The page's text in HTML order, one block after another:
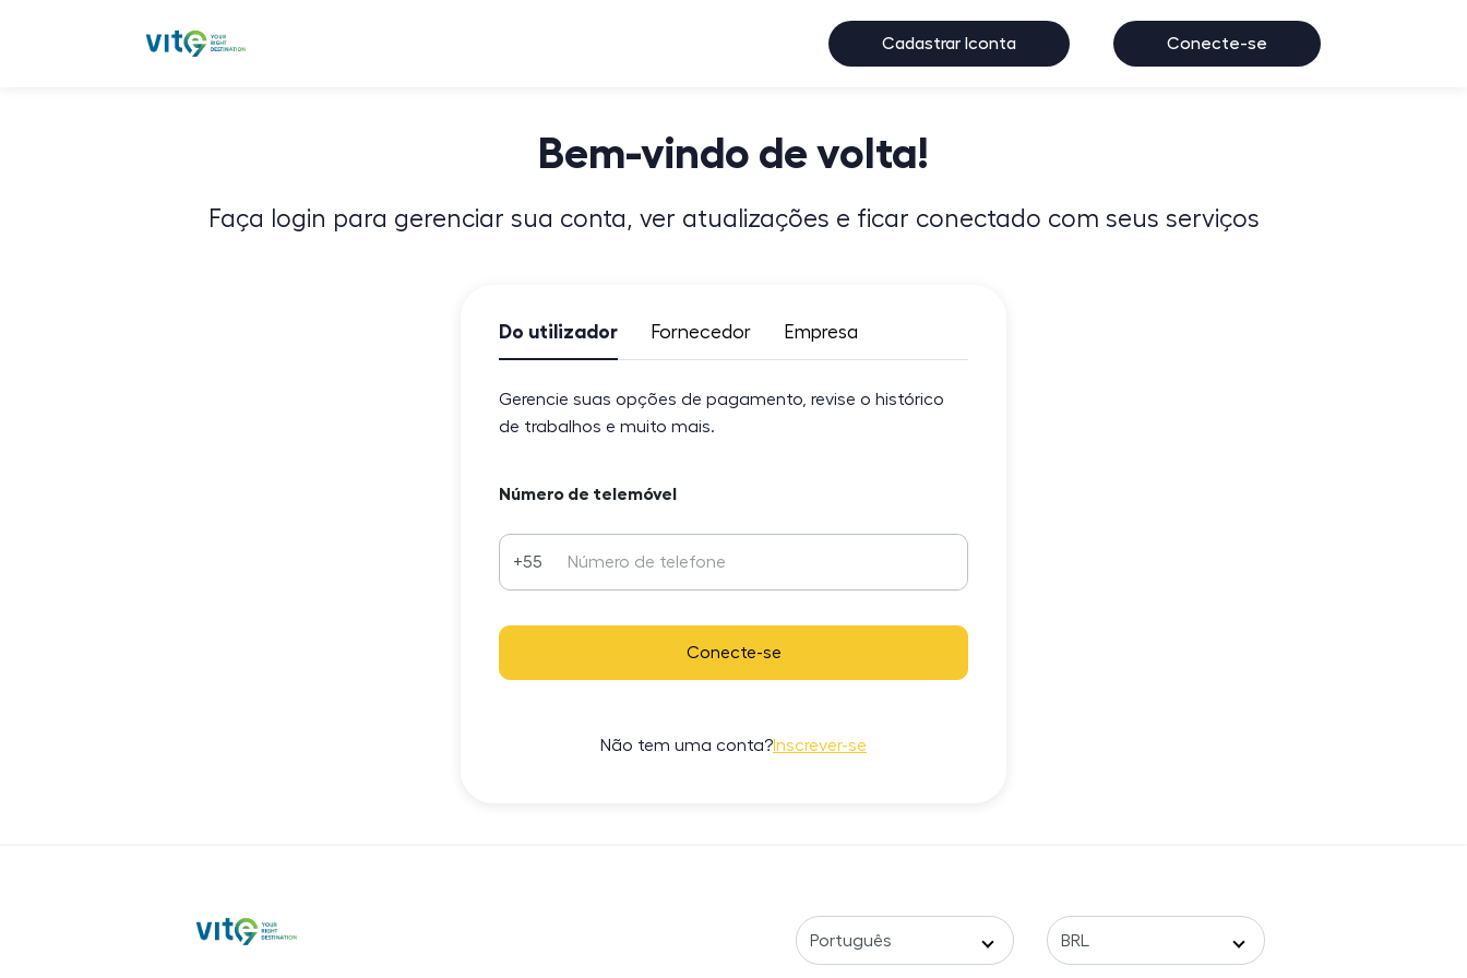
Cadastrar Iconta Conecte-se
Bem-vindo de volta!
Faça login para gerenciar sua conta, ver atualizações e ficar conectado com seus serviços
Do utilizador Fornecedor Empresa
Gerencie suas opções de pagamento, revise o histórico
de trabalhos e muito mais.
Número de telemóvel
+55
Conecte-se
Não tem uma conta?Inscrever-se